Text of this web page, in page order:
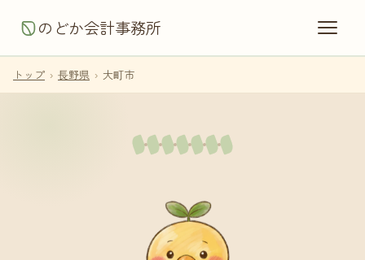
のどか会計事務所
トップ › 長野県 › 大町市